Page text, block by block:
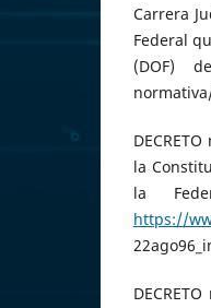
Carrera
Federal
(DOF)
la
la
https://